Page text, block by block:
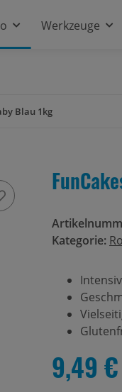
Werkzeuge
Blau 1kg
Kategorie:
9,49 €